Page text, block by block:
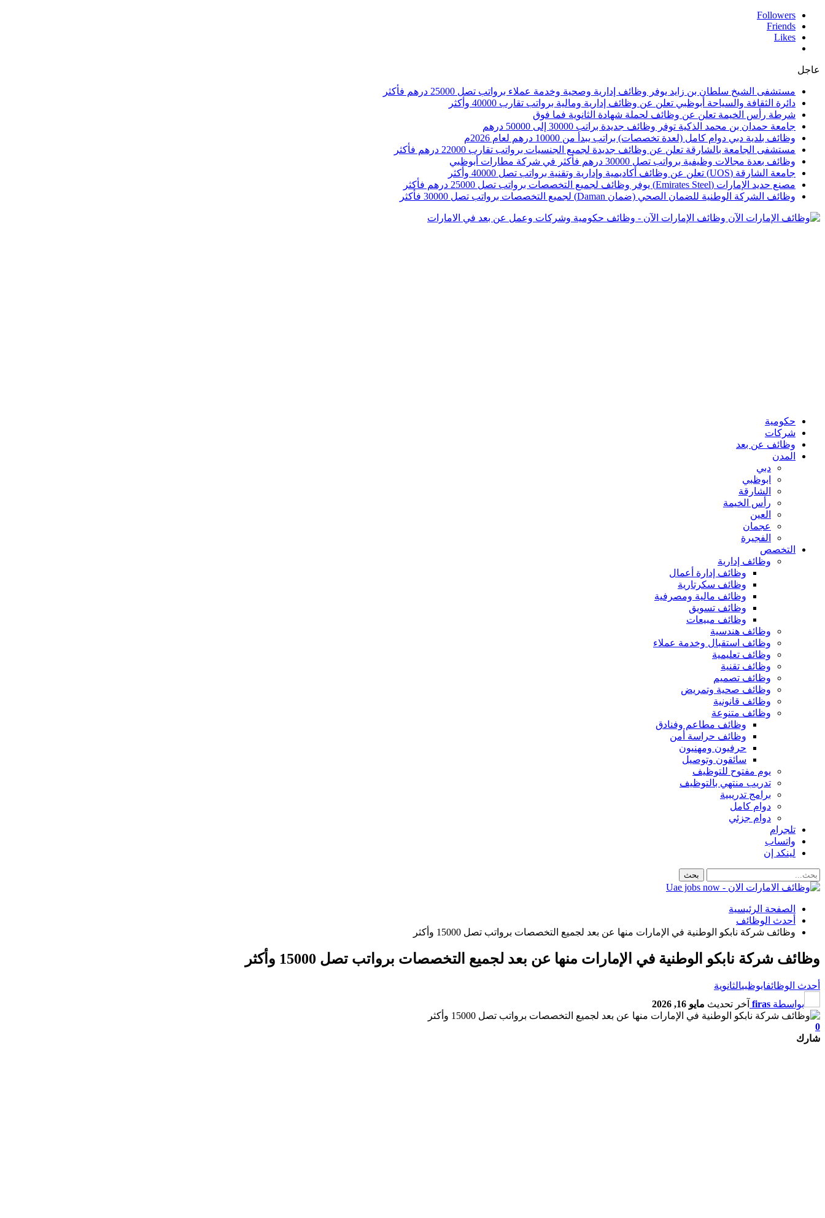
Followers
Friends
Likes
عاجل
مستشفى الشيخ سلطان بن زايد يوفر وظائف إدارية وصحية وخدمة عملاء برواتب تصل 25000 درهم فأكثر
دائرة الثقافة والسياحة أبوظبي تعلن عن وظائف إدارية ومالية برواتب تقارب 40000 وأكثر
شرطة رأس الخيمة تعلن عن وظائف لحملة شهادة الثانوية فما فوق
جامعة حمدان بن محمد الذكية توفر وظائف جديدة براتب 30000 إلى 50000 درهم
وظائف بلدية دبي دوام كامل (لعدة تخصصات) براتب يبدأ من 10000 درهم لعام 2026م
مستشفى الجامعة بالشارقة تعلن عن وظائف جديدة لجميع الجنسيات برواتب تقارب 22000 درهم فأكثر
وظائف بعدة مجالات وظيفية برواتب تصل 30000 درهم فأكثر في شركة مطارات أبوظبي
جامعة الشارقة (UOS) تعلن عن وظائف أكاديمية وإدارية وتقنية برواتب تصل 40000 وأكثر
مصنع حديد الإمارات (Emirates Steel) يوفر وظائف لجميع التخصصات برواتب تصل 25000 درهم فأكثر
وظائف الشركة الوطنية للضمان الصحي (ضمان Daman) لجميع التخصصات برواتب تصل 30000 فأكثر
وظائف الإمارات الآن - وظائف حكومية وشركات وعمل عن بعد في الامارات
حكومية
شركات
وظائف عن بعد
المدن
دبي
ابوظبي
الشارقة
رأس الخيمة
العين
عجمان
الفجيرة
التخصص
وظائف إدارية
وظائف إدارة أعمال
وظائف سكرتارية
وظائف مالية ومصرفية
وظائف تسويق
وظائف مبيعات
وظائف هندسية
وظائف استقبال وخدمة عملاء
وظائف تعليمية
وظائف تقنية
وظائف تصميم
وظائف صحية وتمريض
وظائف قانونية
وظائف متنوعة
وظائف مطاعم وفنادق
وظائف حراسة أمن
حرفيون ومهنيون
سائقون وتوصيل
يوم مفتوح للتوظيف
تدريب منتهي بالتوظيف
برامج تدريبية
دوام كامل
دوام جزئي
تلجرام
واتساب
لينكد إن
الصفحة الرئيسية
أحدث الوظائف
وظائف شركة نابكو الوطنية في الإمارات منها عن بعد لجميع التخصصات برواتب تصل 15000 وأكثر
وظائف شركة نابكو الوطنية في الإمارات منها عن بعد لجميع التخصصات برواتب تصل 15000 وأكثر
أحدث الوظائفابوظبيالثانوية
بواسطة firas آخر تحديث مايو 16, 2026
0
شارك